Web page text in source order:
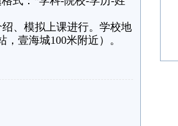
、模拟上课进行。学校地
壹海城100米附近）。